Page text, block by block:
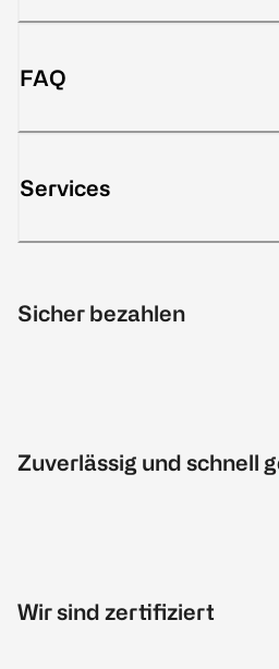
FAQ
Services
Sicher bezahlen
Zuverlässig und schnell
Wir sind zertifiziert